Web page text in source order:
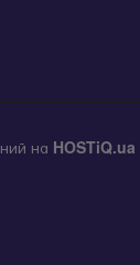
на HOSTiQ.ua